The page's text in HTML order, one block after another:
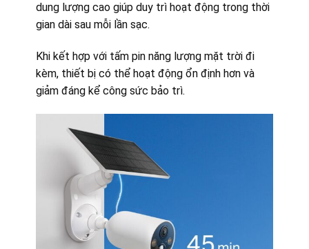
dung lượng cao giúp duy trì hoạt động trong thời
gian dài sau mỗi lần sạc.
Khi kết hợp với tấm pin năng lượng mặt trời đi
kèm, thiết bị có thể hoạt động ổn định hơn và
giảm đáng kể công sức bảo trì.